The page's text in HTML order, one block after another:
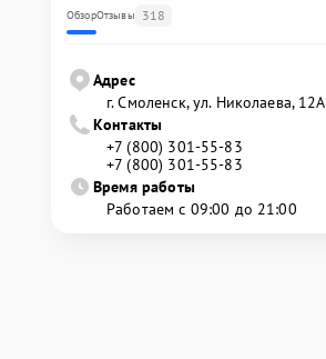
ОбзорОтзывы 318
Адрес
г. Смоленск, ул. Николаева, 12А
Контакты
+7 (800) 301-55-83
+7 (800) 301-55-83
Время работы
Работаем с 09:00 до 21:00